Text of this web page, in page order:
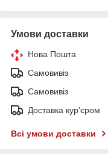
Умови доставки
Нова Пошта
Самовивіз
Самовивіз
Доставка кур'єром
Всі умови доставки